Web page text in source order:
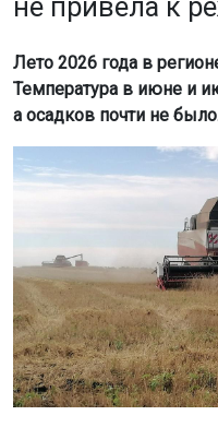
не привела к
Лето 2026 года в
Температура в июне и
а осадков почти не